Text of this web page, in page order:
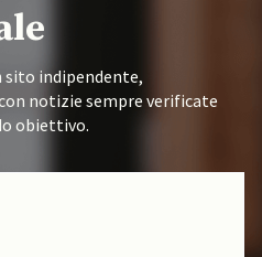
sito indipendente,
notizie sempre verificate
obiettivo.